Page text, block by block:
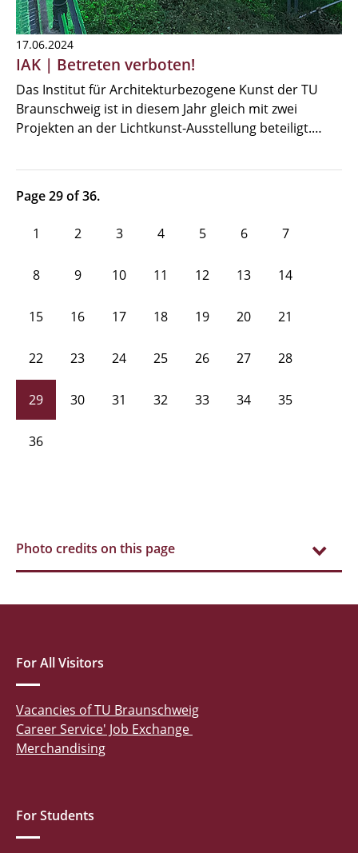
17.06.2024
IAK | Betreten verboten!
Das Institut für Architekturbezogene Kunst der TU
Braunschweig ist in diesem Jahr gleich mit zwei
Projekten an der Lichtkunst-Ausstellung beteiligt.…
Page 29 of 36.
1 2 3 4 5 6 7
8 9 10 11 12 13 14
15 16 17 18 19 20 21
22 23 24 25 26 27 28
29 30 31 32 33 34 35
36
Photo credits on this page
For All Visitors
Vacancies of TU Braunschweig
Career Service' Job Exchange
Merchandising
For Students